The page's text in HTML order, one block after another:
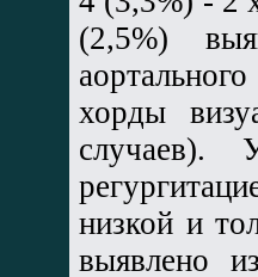
(2,5%)
хорды
низкой и
выявлено